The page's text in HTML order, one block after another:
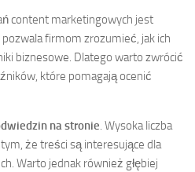
content marketingowych jest
firmom zrozumieć, jak ich
biznesowe. Dlatego warto zwrócić
które pomagają ocenić
na stronie. Wysoka liczba
że treści są interesujące dla
Warto jednak również głębiej